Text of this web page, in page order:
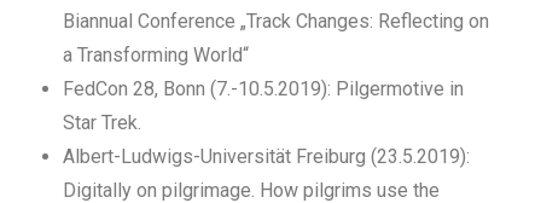
Biannual Conference „Track Changes: Reflecting on
a Transforming World“
FedCon 28, Bonn (7.-10.5.2019): Pilgermotive in
Star Trek.
Albert-Ludwigs-Universität Freiburg (23.5.2019):
Digitally on pilgrimage. How pilgrims use the